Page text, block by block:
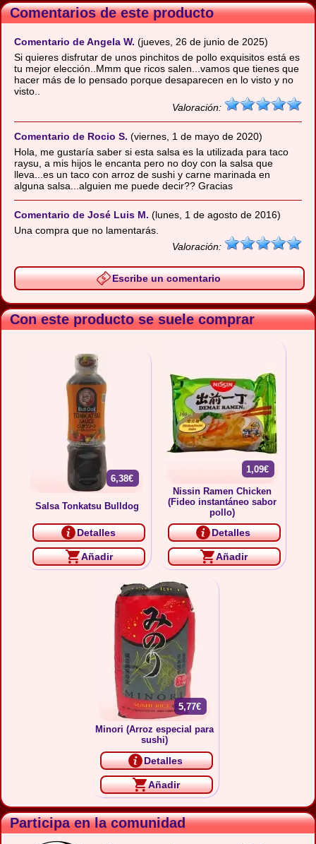
Comentarios de este producto
Comentario de Angela W. (jueves, 26 de junio de 2025)
Si quieres disfrutar de unos pinchitos de pollo exquisitos está es
tu mejor elección..Mmm que ricos salen...vamos que tienes que
hacer más de lo pensado porque desaparecen en lo visto y no
visto..
Valoración:
Comentario de Rocio S. (viernes, 1 de mayo de 2020)
Hola, me gustaría saber si esta salsa es la utilizada para taco
raysu, a mis hijos le encanta pero no doy con la salsa que
lleva...es un taco con arroz de sushi y carne marinada en
alguna salsa...alguien me puede decir?? Gracias
Comentario de José Luis M. (lunes, 1 de agosto de 2016)
Una compra que no lamentarás.
Valoración:
Escribe un comentario
Con este producto se suele comprar
6,38€
Salsa Tonkatsu Bulldog
Detalles
Añadir
1,09€
Nissin Ramen Chicken
(Fideo instantáneo sabor
pollo)
Detalles
Añadir
5,77€
Minori (Arroz especial para
sushi)
Detalles
Añadir
Participa en la comunidad